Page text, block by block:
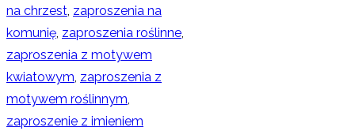
na chrzest, zaproszenia na
komunię, zaproszenia roślinne,
zaproszenia z motywem
kwiatowym, zaproszenia z
motywem roślinnym,
zaproszenie z imieniem